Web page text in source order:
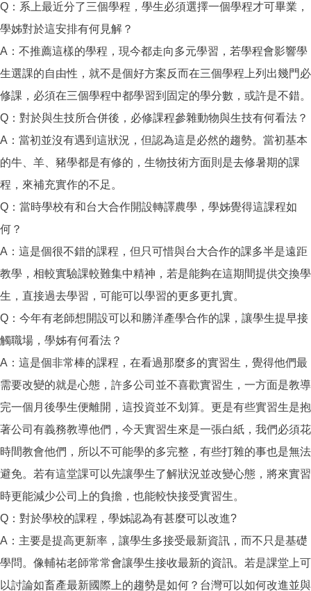
Q：系上最近分了三個學程，學生必須選擇一個學程才可畢業，
學姊對於這安排有何見解？
A：不推薦這樣的學程，現今都走向多元學習，若學程會影響學
生選課的自由性，就不是個好方案反而在三個學程上列出幾門必
修課，必須在三個學程中都學習到固定的學分數，或許是不錯。
Q：對於與生技所合併後，必修課程參雜動物與生技有何看法？
A：當初並沒有遇到這狀況，但認為這是必然的趨勢。當初基本
的牛、羊、豬學都是有修的，生物技術方面則是去修暑期的課
程，來補充實作的不足。
Q：當時學校有和台大合作開設轉譯農學，學姊覺得這課程如
何？
A：這是個很不錯的課程，但只可惜與台大合作的課多半是遠距
教學，相較實驗課較難集中精神，若是能夠在這期間提供交換學
生，直接過去學習，可能可以學習的更多更扎實。
Q：今年有老師想開設可以和勝洋產學合作的課，讓學生提早接
觸職場，學姊有何看法？
A：這是個非常棒的課程，在看過那麼多的實習生，覺得他們最
需要改變的就是心態，許多公司並不喜歡實習生，一方面是教導
完一個月後學生便離開，這投資並不划算。更是有些實習生是抱
著公司有義務教導他們，今天實習生來是一張白紙，我們必須花
時間教會他們，所以不可能學的多完整，有些打雜的事也是無法
避免。若有這堂課可以先讓學生了解狀況並改變心態，將來實習
時更能減少公司上的負擔，也能較快接受實習生。
Q：對於學校的課程，學姊認為有甚麼可以改進?
A：主要是提高更新率，讓學生多接受最新資訊，而不只是基礎
學問。像輔祐老師常常會讓學生接收最新的資訊。若是課堂上可
以討論如畜產最新國際上的趨勢是如何？台灣可以如何改進並與